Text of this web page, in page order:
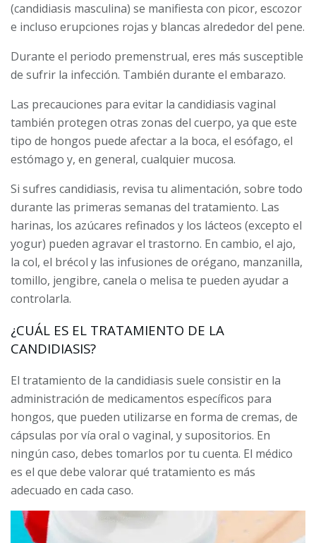
(candidiasis masculina) se manifiesta con picor, escozor
e incluso erupciones rojas y blancas alrededor del pene.
Durante el periodo premenstrual, eres más susceptible
de sufrir la infección. También durante el embarazo.
Las precauciones para evitar la candidiasis vaginal
también protegen otras zonas del cuerpo, ya que este
tipo de hongos puede afectar a la boca, el esófago, el
estómago y, en general, cualquier mucosa.
Si sufres candidiasis, revisa tu alimentación, sobre todo
durante las primeras semanas del tratamiento. Las
harinas, los azúcares refinados y los lácteos (excepto el
yogur) pueden agravar el trastorno. En cambio, el ajo,
la col, el brécol y las infusiones de orégano, manzanilla,
tomillo, jengibre, canela o melisa te pueden ayudar a
controlarla.
¿CUÁL ES EL TRATAMIENTO DE LA
CANDIDIASIS?
El tratamiento de la candidiasis suele consistir en la
administración de medicamentos específicos para
hongos, que pueden utilizarse en forma de cremas, de
cápsulas por vía oral o vaginal, y supositorios. En
ningún caso, debes tomarlos por tu cuenta. El médico
es el que debe valorar qué tratamiento es más
adecuado en cada caso.